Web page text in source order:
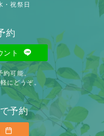
・祝祭日
約
ント
約可能。
にどうぞ。
予約